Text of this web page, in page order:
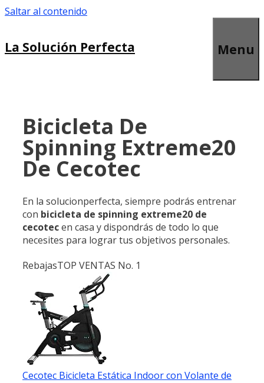
Saltar al contenido
La Solución Perfecta Menu
Bicicleta De
Spinning Extreme20
De Cecotec
En la solucionperfecta, siempre podrás entrenar
con bicicleta de spinning extreme20 de
cecotecen casa y dispondrás de todo lo que
necesites para lograr tus objetivos personales.
RebajasTOP VENTAS No. 1
Cecotec Bicicleta Estática Indoor con Volante de